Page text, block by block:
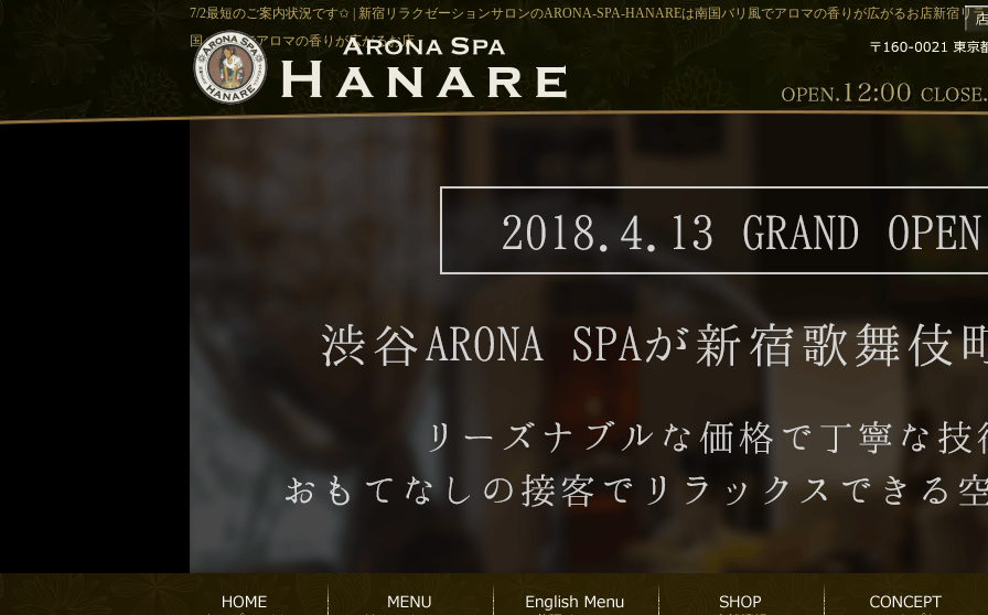
7/2最短のご案内状況です✩ | 新宿リラクゼーションサロンのARONA-SPA-HANAREは南国バリ風でアロマの香りが広がるお店新宿リ
国バリ風でアロマの香りが広がるお店